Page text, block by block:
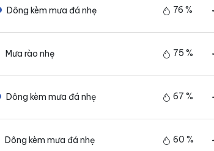
Dông kèm mưa đá nhẹ 76 %
Mưa rào nhẹ 75 %
Dông kèm mưa đá nhẹ 67 %
Dông kèm mưa đá nhẹ 60 %